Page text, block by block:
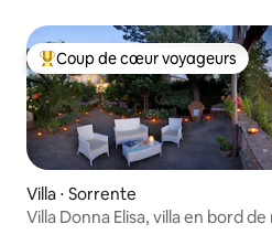
Coups de cœur voyageurs les
Coup de cœur voyageurs
Villa ⋅ Sorrente
Villa Donna Elisa, villa en bord